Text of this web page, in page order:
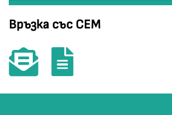
Връзка със СЕМ